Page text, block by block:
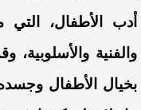
أدب الأطفال،
والفنية
بخيال الأطفال وجسده